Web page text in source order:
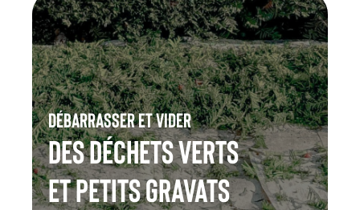
Débarrasser et vider
des Déchets verts
et petits gravats